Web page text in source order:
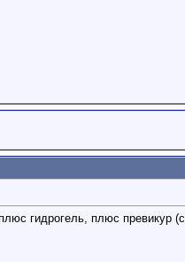
гидрогель, плюс превикур